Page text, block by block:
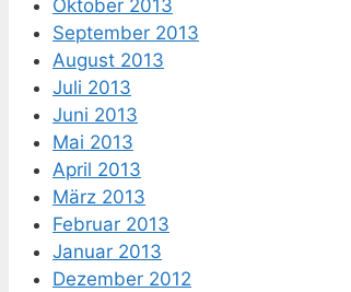
Oktober 2013
September 2013
August 2013
Juli 2013
Juni 2013
Mai 2013
April 2013
März 2013
Februar 2013
Januar 2013
Dezember 2012